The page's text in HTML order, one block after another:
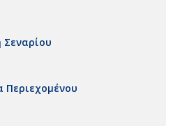
Σεναρίου
Περιεχομένου